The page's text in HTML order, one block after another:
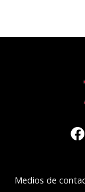
Medios de